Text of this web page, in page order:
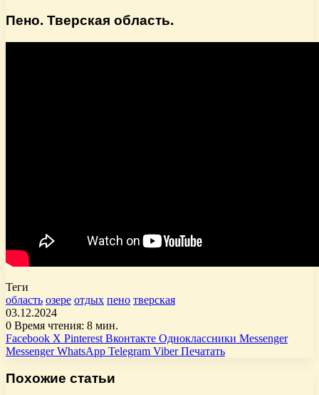
Пено. Тверская область.
Теги
область озере отдых пено тверская
03.12.2024
0 Время чтения: 8 мин.
Facebook X Pinterest Вконтакте Одноклассники Messenger
Messenger WhatsApp Telegram Viber Печатать
Похожие статьи